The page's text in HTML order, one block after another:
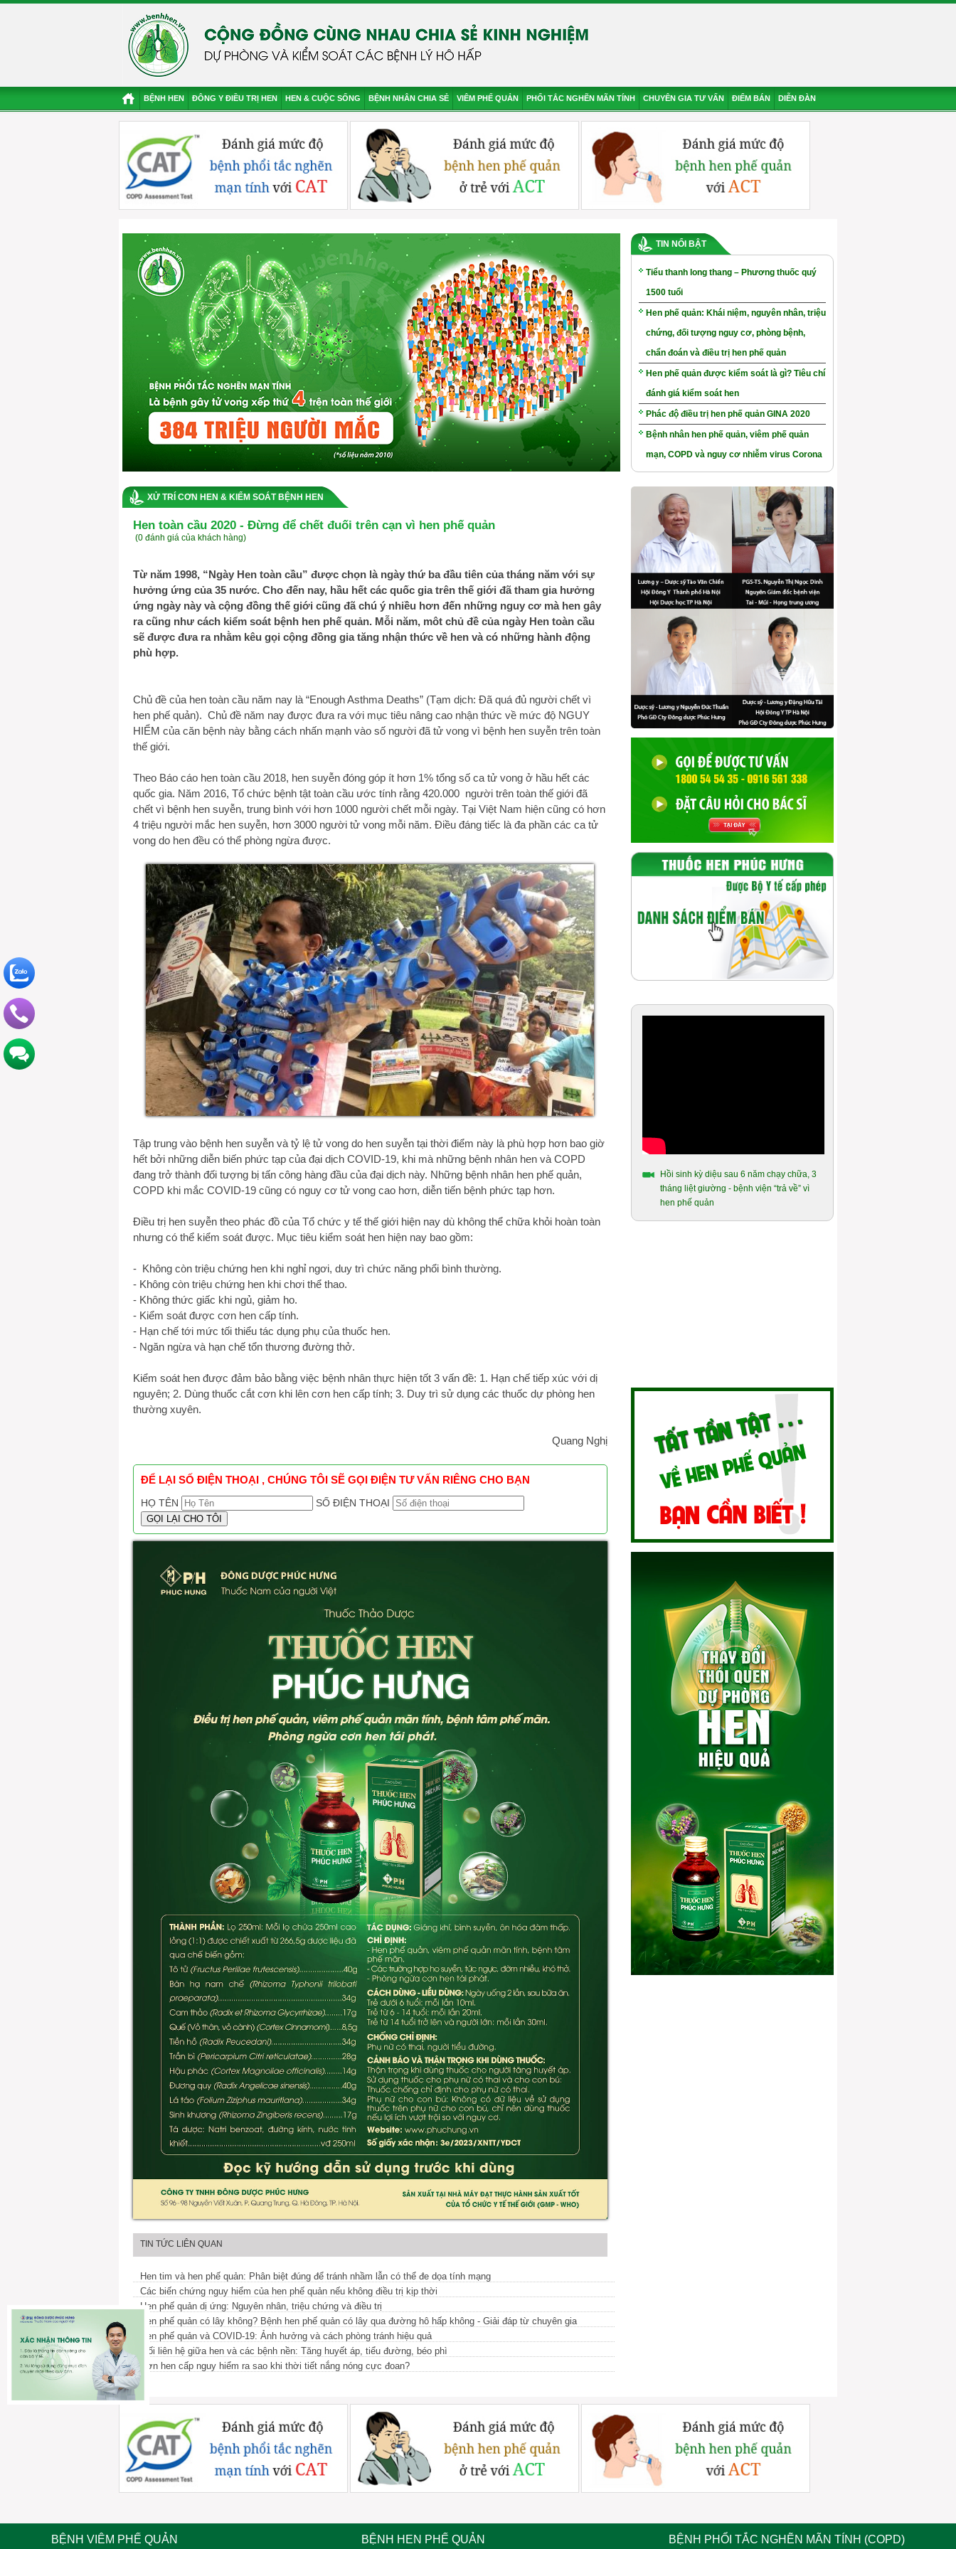
BỆNH HEN ĐÔNG Y ĐIỀU TRỊ HEN HEN & CUỘC SỐNG BỆNH NHÂN CHIA SẺ VIÊM PHẾ QUẢN PHỔI TẮC NGHẼN MÃN TÍNH CHUYÊN GIA TƯ VẤN ĐIỂM BÁN DIỄN ĐÀN
TIN NỔI BẬT
Tiểu thanh long thang – Phương thuốc quý
1500 tuổi
Hen phế quản: Khái niệm, nguyên nhân, triệu
chứng, đối tượng nguy cơ, phòng bệnh,
chẩn đoán và điều trị hen phế quản
Hen phế quản được kiểm soát là gì? Tiêu chí
đánh giá kiểm soát hen
Phác độ điều trị hen phế quản GINA 2020
Bệnh nhân hen phế quản, viêm phế quản
mạn, COPD và nguy cơ nhiễm virus Corona
XỬ TRÍ CƠN HEN & KIỂM SOÁT BỆNH HEN
Hen toàn cầu 2020 - Đừng để chết đuối trên cạn vì hen phế quản
(0 đánh giá của khách hàng)
Từ năm 1998, “Ngày Hen toàn cầu” được chọn là ngày thứ ba đầu tiên của tháng năm với sự
hưởng ứng của 35 nước. Cho đến nay, hầu hết các quốc gia trên thế giới đã tham gia hưởng
ứng ngày này và cộng đồng thế giới cũng đã chú ý nhiều hơn đến những nguy cơ mà hen gây
ra cũng như cách kiểm soát bệnh hen phế quản. Mỗi năm, môt chủ đề của ngày Hen toàn cầu
sẽ được đưa ra nhằm kêu gọi cộng đồng gia tăng nhận thức về hen và có những hành động
phù hợp.
Chủ đề của hen toàn cầu năm nay là “Enough Asthma Deaths” (Tạm dịch: Đã quá đủ người chết vì
hen phế quản). Chủ đề năm nay được đưa ra với mục tiêu nâng cao nhận thức về mức độ NGUY
HIỂM của căn bệnh này bằng cách nhấn mạnh vào số người đã tử vong vì bệnh hen suyễn trên toàn
thế giới.
Theo Báo cáo hen toàn cầu 2018, hen suyễn đóng góp ít hơn 1% tổng số ca tử vong ở hầu hết các
quốc gia. Năm 2016, Tổ chức bệnh tật toàn cầu ước tính rằng 420.000 người trên toàn thế giới đã
chết vì bệnh hen suyễn, trung bình với hơn 1000 người chết mỗi ngày. Tại Việt Nam hiện cũng có hơn
4 triệu người mắc hen suyễn, hơn 3000 người tử vong mỗi năm. Điều đáng tiếc là đa phần các ca tử
vong do hen đều có thể phòng ngừa được.
Tập trung vào bệnh hen suyễn và tỷ lệ tử vong do hen suyễn tại thời điểm này là phù hợp hơn bao giờ
hết bởi những diễn biến phức tạp của đại dịch COVID-19, khi mà những bệnh nhân hen và COPD
đang trở thành đối tượng bị tấn công hàng đầu của đại dịch này. Những bệnh nhân hen phế quản,
COPD khi mắc COVID-19 cũng có nguy cơ tử vong cao hơn, diễn tiến bệnh phức tạp hơn.
Điều trị hen suyễn theo phác đồ của Tổ chức y tế thế giới hiện nay dù không thể chữa khỏi hoàn toàn
nhưng có thể kiểm soát được. Mục tiêu kiểm soát hen hiện nay bao gồm:
- Không còn triệu chứng hen khi nghỉ ngơi, duy trì chức năng phổi bình thường.
- Không còn triệu chứng hen khi chơi thể thao.
- Không thức giấc khi ngủ, giảm ho.
- Kiểm soát được cơn hen cấp tính.
- Hạn chế tới mức tối thiểu tác dụng phụ của thuốc hen.
- Ngăn ngừa và hạn chế tổn thương đường thở.
Kiểm soát hen được đảm bảo bằng việc bệnh nhân thực hiện tốt 3 vấn đề: 1. Hạn chế tiếp xúc với dị
nguyên; 2. Dùng thuốc cắt cơn khi lên cơn hen cấp tính; 3. Duy trì sử dụng các thuốc dự phòng hen
thường xuyên.
Quang Nghị
ĐỂ LẠI SỐ ĐIỆN THOẠI , CHÚNG TÔI SẼ GỌI ĐIỆN TƯ VẤN RIÊNG CHO BẠN
HỌ TÊN SỐ ĐIỆN THOẠI
GỌI LẠI CHO TÔI
TIN TỨC LIÊN QUAN
Hen tim và hen phế quản: Phân biệt đúng để tránh nhầm lẫn có thể đe dọa tính mạng
Các biến chứng nguy hiểm của hen phế quản nếu không điều trị kịp thời
Hen phế quản dị ứng: Nguyên nhân, triệu chứng và điều trị
Hen phế quản có lây không? Bệnh hen phế quản có lây qua đường hô hấp không - Giải đáp từ chuyên gia
Hen phế quản và COVID-19: Ảnh hưởng và cách phòng tránh hiệu quả
Mối liên hệ giữa hen và các bệnh nền: Tăng huyết áp, tiểu đường, béo phì
Cơn hen cấp nguy hiểm ra sao khi thời tiết nắng nóng cực đoan?
Hồi sinh kỳ diệu sau 6 năm chạy chữa, 3
tháng liệt giường - bệnh viện “trả về” vì
hen phế quản
hen
Điều trị dự phòng hen phế quản bằng
thuốc hen thảo dược
Xử lý cơn cấp tính đúng cách
Sai lầm trong điều trị hen phế quản
Hen phế quản và nỗi lo tác dụng phụ của
Kết hợp điều trị hen phế quản theo Đông
y & Tây y
BỆNH VIÊM PHẾ QUẢN BỆNH HEN PHẾ QUẢN BỆNH PHỔI TẮC NGHẼN MÃN TÍNH (COPD)